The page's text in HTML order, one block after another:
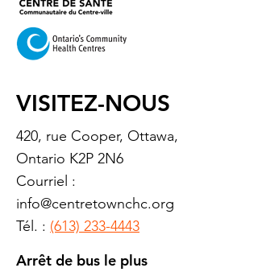
VISITEZ-NOUS
420, rue Cooper, Ottawa,
Ontario K2P 2N6
Courriel :
info@centretownchc.org
Tél. : (613) 233-4443
Arrêt de bus le plus